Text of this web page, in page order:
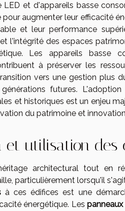
LED et d'appareils basse
augmenter leur efficacité
et leur performance
l'intégrité des espaces
Les appareils basse
à préserver les
vers une gestion plus
futures.
et historiques est un enjeu
du patrimoine et
et utilisation des
architectural tout en
particulièrement lorsqu'il
à ces édifices est une
énergétique. Les